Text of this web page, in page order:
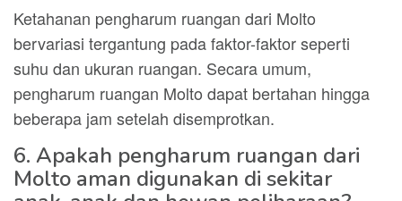
Ketahanan pengharum ruangan dari Molto
bervariasi tergantung pada faktor-faktor seperti
suhu dan ukuran ruangan. Secara umum,
pengharum ruangan Molto dapat bertahan hingga
beberapa jam setelah disemprotkan.
6. Apakah pengharum ruangan dari
Molto aman digunakan di sekitar